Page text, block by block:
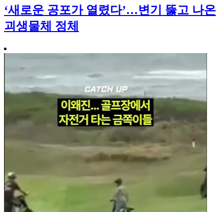
‘새로운 공포가 열렸다’…변기 뚫고 나온
괴생물체 정체